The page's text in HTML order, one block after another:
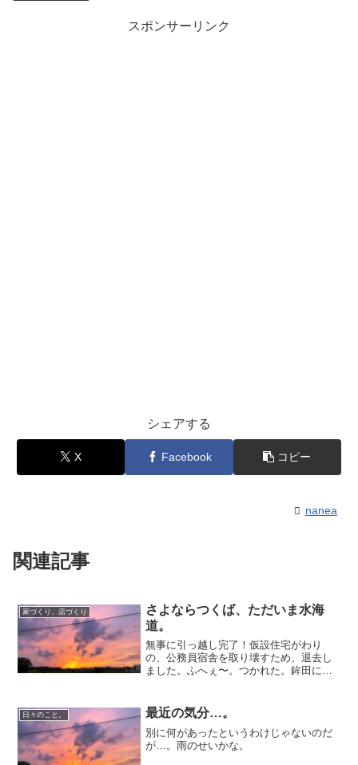
スポンサーリンク
シェアする
X Facebook コピー
nanea
関連記事
家づくり、店づくり
さよならつくば、ただいま水海
道。
無事に引っ越し完了！仮設住宅がわり
の、公務員宿舎を取り壊すため、退去し
ました。ふへぇ〜。つかれた。鉾田に家
れるな…。約2年間、ありがとうございま
した。（できれば家が建つ...
日々のこと。 最近の気分…。
別に何があったというわけじゃないのだ
が…。雨のせいかな。